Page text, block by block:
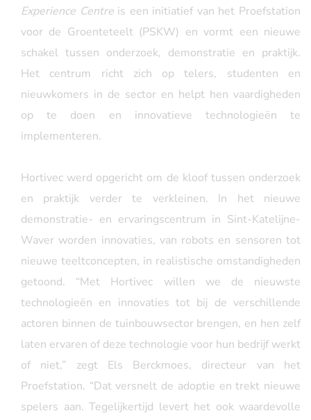
Experience Centreis een initiatief van het Proefstation
voor de Groenteteelt (PSKW) en vormt een nieuwe
schakel tussen onderzoek, demonstratie en praktijk.
Het centrum richt zich op telers, studenten en
nieuwkomers in de sector en helpt hen vaardigheden
op te doen en innovatieve technologieën te
implementeren.
Hortivec werd opgericht om de kloof tussen onderzoek
en praktijk verder te verkleinen. In het nieuwe
demonstratie- en ervaringscentrum in Sint-Katelijne-
Waver worden innovaties, van robots en sensoren tot
nieuwe teeltconcepten, in realistische omstandigheden
getoond. “Met Hortivec willen we de nieuwste
technologieën en innovaties tot bij de verschillende
actoren binnen de tuinbouwsector brengen, en hen zelf
laten ervaren of deze technologie voor hun bedrijf werkt
of niet,” zegt Els Berckmoes, directeur van het
Proefstation. “Dat versnelt de adoptie en trekt nieuwe
spelers aan. Tegelijkertijd levert het ook waardevolle